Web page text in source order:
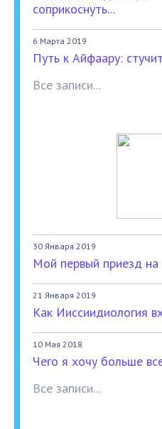
соприкоснуть...
6 Марта 2019
Путь к Айфаару:
Все записи...
30 Января 2019
Мой первый приезд
21 Января 2019
Как Ииссиидиология
10 Мая 2018
Чего я хочу больше
Все записи...